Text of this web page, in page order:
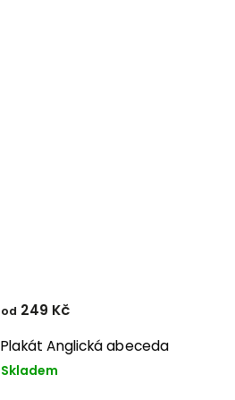
Plakát Anglická abeceda
Skladem
od 249 Kč